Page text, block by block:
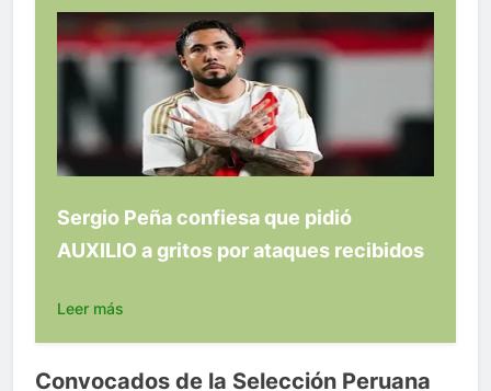
Sergio Peña confiesa que pidió
AUXILIO a gritos por ataques recibidos
Leer más
Convocados de la Selección Peruana